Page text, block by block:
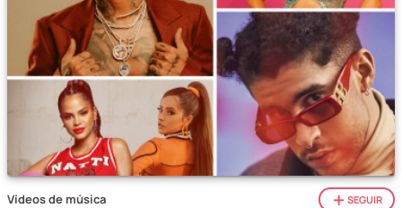
Vídeos de música SEGUIR